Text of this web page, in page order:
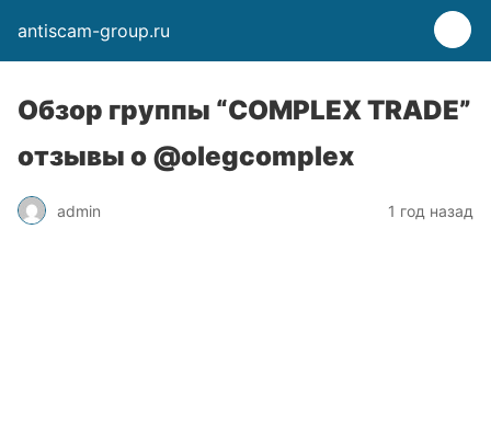
antiscam-group.ru
Обзор группы “COMPLEX TRADE”
отзывы о @olegcomplex
admin 1 год назад